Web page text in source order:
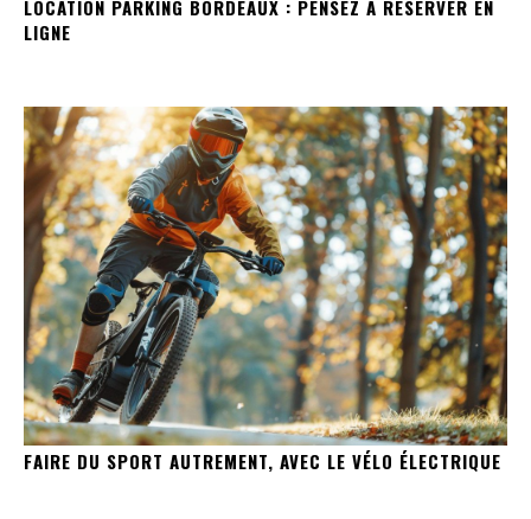
LOCATION PARKING BORDEAUX : PENSEZ À RÉSERVER EN
LIGNE
FAIRE DU SPORT AUTREMENT, AVEC LE VÉLO ÉLECTRIQUE